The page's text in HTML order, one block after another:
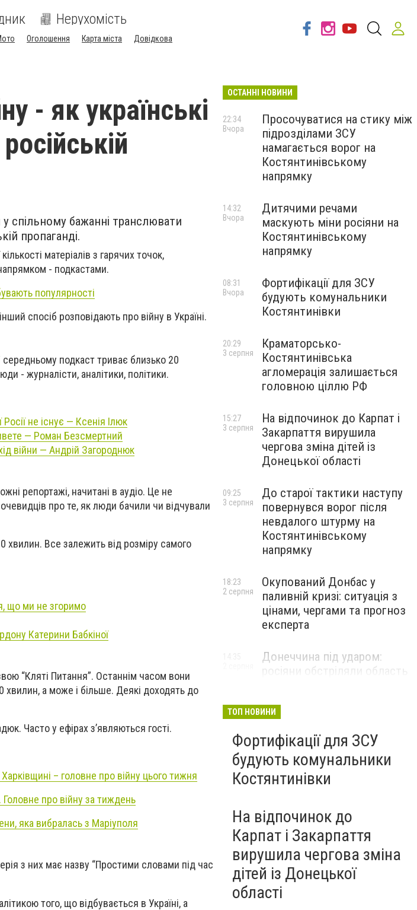
Нерухомість
Оголошення Карта міста Довідкова
- як українські
у спільному бажанні транслювати
пропаганді.
матеріалів з гарячих точок,
- подкастами.
популярності
спосіб розповідають про війну в Україні.
подкаст триває близько 20
- журналісти, аналітики, політики.
не існує — Ксенія Ілюк
— Роман Безсмертний
війни — Андрій Загороднюк
репортажі, начитані в аудіо. Це не
очевидців про те, як люди бачили чи відчували
хвилин. Все залежить від розміру самого
що ми не згоримо
Катерини Бабкіної
“Кляті Питання”. Останнім часом вони
а може і більше. Деякі доходять до
Часто у ефірах з’являються гості.
– головне про війну цього тижня
про війну за тиждень
яка вибралась з Маріуполя
з них має назву “Простими словами під час
того, що відбувається в Україні, а
ОСТАННІ НОВИНИ
Просочуватися на стику між
підрозділами ЗСУ
намагається ворог на
Костянтинівському
напрямку
22:34
Вчора
Дитячими речами
маскують міни росіяни на
Костянтинівському
напрямку
14:32
Вчора
Фортифікації для ЗСУ
будують комунальники
Костянтинівки
08:31
Вчора
Краматорсько-
Костянтинівська
агломерація залишається
головною ціллю РФ
20:29
3 серпня
На відпочинок до Карпат і
Закарпаття вирушила
чергова зміна дітей із
Донецької області
15:27
3 серпня
До старої тактики наступу
повернувся ворог після
невдалого штурму на
Костянтинівському
напрямку
09:25
3 серпня
Окупований Донбас у
паливній кризі: ситуація з
цінами, чергами та прогноз
експерта
18:23
2 серпня
Донеччина під ударом:
росіяни обстріляли область
ТОП НОВИНИ
Фортифікації для ЗСУ
будують комунальники
Костянтинівки
На відпочинок до
Карпат і Закарпаття
вирушила чергова зміна
дітей із Донецької
області